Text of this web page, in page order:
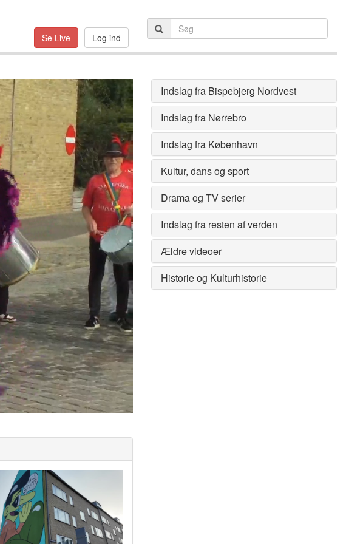
Se Live Log ind
Indslag fra Bispebjerg Nordvest
Indslag fra Nørrebro
Indslag fra København
Kultur, dans og sport
Drama og TV serier
Indslag fra resten af verden
Ældre videoer
Historie og Kulturhistorie